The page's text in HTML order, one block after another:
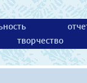
творчество